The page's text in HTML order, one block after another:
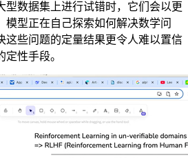
数据集上进行试错时，它们会以更
模型正在自己探索如何解决数学问
这些问题的定量结果更令人难以置信
性手段。